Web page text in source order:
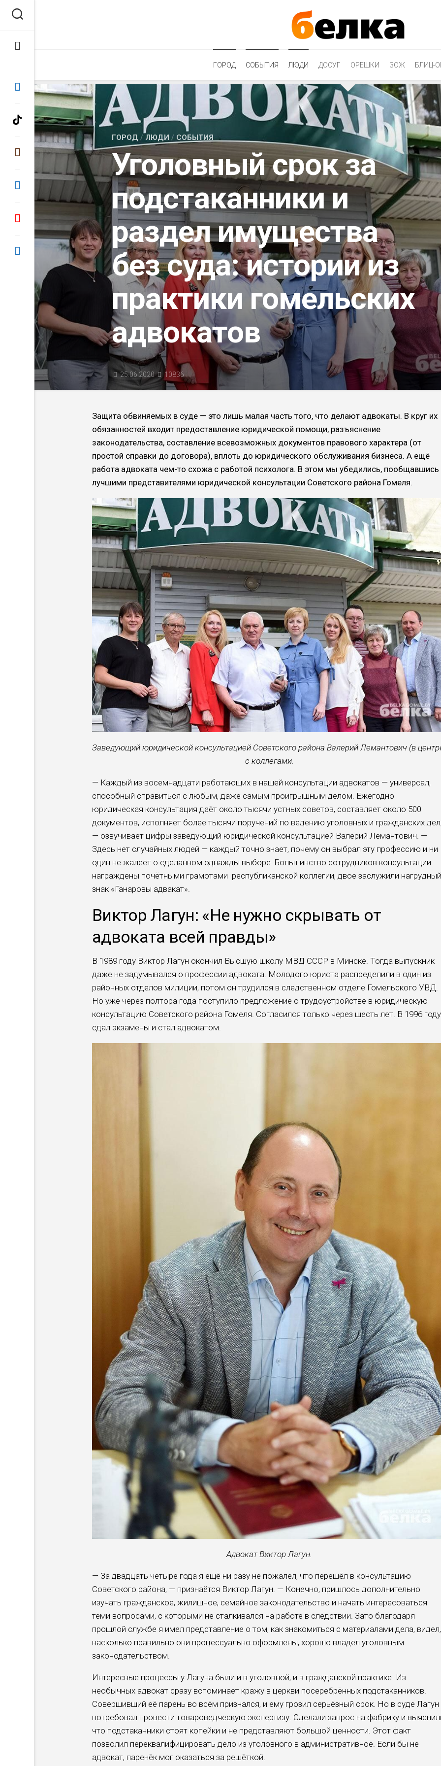
ГОРОД СОБЫТИЯ ЛЮДИ ДОСУГ ОРЕШКИ ЗОЖ БЛИЦ-
ГОРОД / ЛЮДИ / СОБЫТИЯ
Уголовный срок за
подстаканники и
раздел имущества
без суда: истории из
практики гомельских
адвокатов
25.06.2020 10836
Защита обвиняемых в суде — это лишь малая часть того, что делают адвокаты. В круг их
обязанностей входит предоставление юридической помощи, разъяснение
законодательства, составление всевозможных документов правового характера (от
простой справки до договора), вплоть до юридического обслуживания бизнеса. А ещё
работа адвоката чем-то схожа с работой психолога. В этом мы убедились, пообщавшись
лучшими представителями юридической консультации Советского района Гомеля.
Заведующий юридической консультацией Советского района Валерий Лемантович (в
с коллегами.
— Каждый из восемнадцати работающих в нашей консультации адвокатов — универсал,
способный справиться с любым, даже самым проигрышным делом. Ежегодно
юридическая консультация даёт около тысячи устных советов, составляет около 500
документов, исполняет более тысячи поручений по ведению уголовных и гражданских
— озвучивает цифры заведующий юридической консультацией Валерий Лемантович. —
Здесь нет случайных людей — каждый точно знает, почему он выбрал эту профессию и ни
один не жалеет о сделанном однажды выборе. Большинство сотрудников консультации
награждены почётными грамотами республиканской коллегии, двое заслужили нагрудный
знак «Ганаровы адвакат».
Виктор Лагун: «Не нужно скрывать от
адвоката всей правды»
В 1989 году Виктор Лагун окончил Высшую школу МВД СССР в Минске. Тогда выпускник
даже не задумывался о профессии адвоката. Молодого юриста распределили в один из
районных отделов милиции, потом он трудился в следственном отделе Гомельского УВД.
Но уже через полтора года поступило предложение о трудоустройстве в юридическую
консультацию Советского района Гомеля. Согласился только через шесть лет. В 1996 году
сдал экзамены и стал адвокатом.
Адвокат Виктор Лагун.
— За двадцать четыре года я ещё ни разу не пожалел, что перешёл в консультацию
Советского района, — признаётся Виктор Лагун. — Конечно, пришлось дополнительно
изучать гражданское, жилищное, семейное законодательство и начать интересоваться
теми вопросами, с которыми не сталкивался на работе в следствии. Зато благодаря
прошлой службе я имел представление о том, как знакомиться с материалами дела, видел,
насколько правильно они процессуально оформлены, хорошо владел уголовным
законодательством.
Интересные процессы у Лагуна были и в уголовной, и в гражданской практике. Из
необычных адвокат сразу вспоминает кражу в церкви посеребрённых подстаканников.
Совершивший её парень во всём признался, и ему грозил серьёзный срок. Но в суде Лагун
потребовал провести товароведческую экспертизу. Сделали запрос на фабрику и
что подстаканники стоят копейки и не представляют большой ценности. Этот факт
позволил переквалифицировать дело из уголовного в административное. Если бы не
адвокат, паренёк мог оказаться за решёткой.